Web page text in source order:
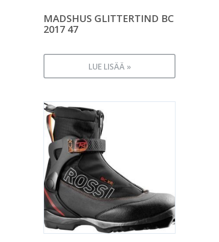
MADSHUS GLITTERTIND BC
2017 47
LUE LISÄÄ »